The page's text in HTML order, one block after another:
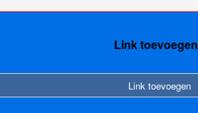
Link toevoegen
Link toevoegen